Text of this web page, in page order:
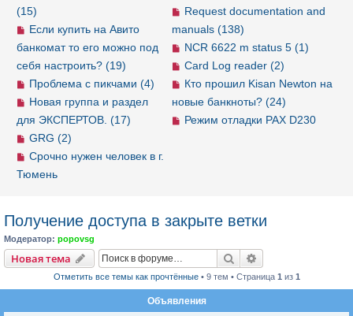
Request documentation and
manuals (138)
NCR 6622 m status 5 (1)
Card Log reader (2)
Кто прошил Kisan Newton на
новые банкноты? (24)
Режим отладки PAX D230
(15)
Если купить на Авито
банкомат то его можно под
себя настроить? (19)
Проблема с пикчами (4)
Новая группа и раздел
для ЭКСПЕРТОВ. (17)
GRG (2)
Срочно нужен человек в г.
Тюмень
Получение доступа в закрыте ветки
Модератор: popovsg
Новая тема
Новаятема Поиск
Отметить все темы как прочтённые• 9 тем • Страница 1 из 1
Объявления